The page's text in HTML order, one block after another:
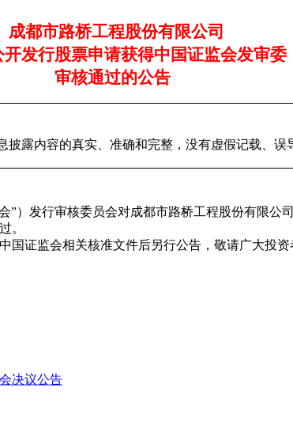
成都市路桥工程股份有限公司
开发行股票申请获得中国证监会发审委
审核通过的公告
披露内容的真实、准确和完整，没有虚假记载、误
”）发行审核委员会对成都市路桥工程股份有限
。
证监会相关核准文件后另行公告，敬请广大投
决议公告